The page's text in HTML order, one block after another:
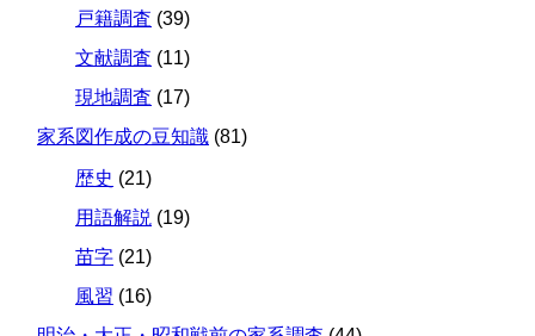
戸籍調査 (39)
文献調査 (11)
現地調査 (17)
家系図作成の豆知識 (81)
歴史 (21)
用語解説 (19)
苗字 (21)
風習 (16)